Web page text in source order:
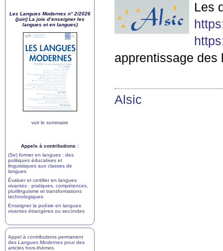
Les
apprentissage des
Alsic
Les Langues Modernes n° 2/2026
(juin) La joie d’enseigner les
langues et en langues)
voir le sommaire
Appels à contributions :
(Se) former en langues : des
politiques éducatives et
linguistiques aux classes de
langues
Évaluer et certifier en langues
vivantes : pratiques, compétences,
plurilinguisme et transformations
technologiques
Enseigner la poésie en langues
vivantes étrangères ou secondes
Appel à contributions permanent
des Langues Modernes pour des
articles hors-thèmes